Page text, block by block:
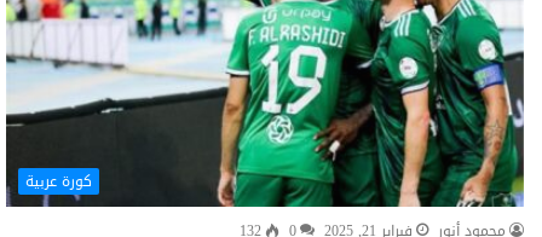
كورة عربية
محمود أنور
فبراير 21, 2025 0
132